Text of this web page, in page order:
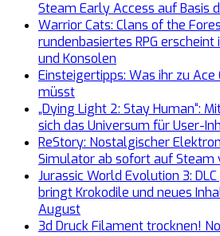
Steam Early Access auf Basis
Warrior Cats: Clans of the
rundenbasiertes RPG
und Konsolen
Einsteigertipps: Was ihr zu
müsst
„Dying Light 2: Stay Human“:
sich das Universum für User-
ReStory: Nostalgischer
Simulator ab sofort auf Steam
Jurassic World Evolution 3: DLC
bringt Krokodile und neues
August
3d Druck Filament trocknen!